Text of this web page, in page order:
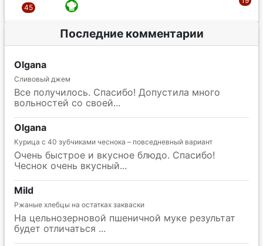
Последние комментарии
Olgana
Сливовый джем
Все получилось. Спасибо! Допустила много
вольностей со своей
Olgana
Курица с 40 зубчиками чеснока – повседневный вариант
Очень быстрое и вкусное блюдо. Спасибо!
Чеснок очень вкусный
Mild
Ржаные хлебцы на остатках закваски
На цельнозерновой пшеничной муке результат
будет отличаться